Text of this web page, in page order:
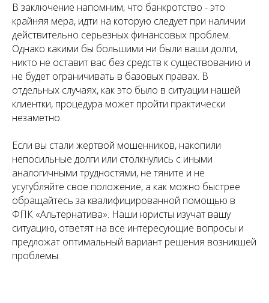
В заключение напомним, что банкротство - это
крайняя мера, идти на которую следует при наличии
действительно серьезных финансовых проблем.
Однако какими бы большими ни были ваши долги,
никто не оставит вас без средств к существованию и
не будет ограничивать в базовых правах. В
отдельных случаях, как это было в ситуации нашей
клиентки, процедура может пройти практически
незаметно.
Если вы стали жертвой мошенников, накопили
непосильные долги или столкнулись с иными
аналогичными трудностями, не тяните и не
усугубляйте свое положение, а как можно быстрее
обращайтесь за квалифицированной помощью в
ФПК «Альтернатива». Наши юристы изучат вашу
ситуацию, ответят на все интересующие вопросы и
предложат оптимальный вариант решения возникшей
проблемы.